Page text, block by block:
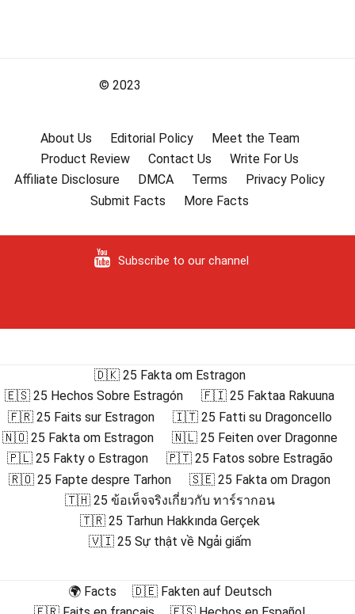
© 2023
About Us Editorial Policy
Meet the Team
Product Review
Contact Us
Write For Us
Affiliate Disclosure
DMCA Terms
Privacy Policy
Submit Facts
More Facts
Subscribe to our channel
🇩🇰 25 Fakta om Estragon
🇪🇸 25 Hechos Sobre Estragón
🇫🇮 25 Faktaa Rakuuna
🇫🇷 25 Faits sur Estragon
🇮🇹 25 Fatti su Dragoncello
🇳🇴 25 Fakta om Estragon
🇳🇱 25 Feiten over Dragonne
🇵🇱 25 Fakty o Estragon
🇵🇹 25 Fatos sobre Estragão
🇷🇴 25 Fapte despre Tarhon
🇸🇪 25 Fakta om Dragon
🇹🇭 25 ข้อเท็จจริงเกี่ยวกับ ทาร์รากอน
🇹🇷 25 Tarhun Hakkında Gerçek
🇻🇮 25 Sự thật về Ngải giấm
🌍 Facts
🇩🇪 Fakten auf Deutsch